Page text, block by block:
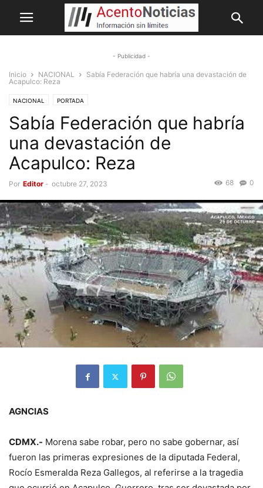
- Publicidad -
Inicio NACIONAL
Sabía Federación que habría una devastación de
Acapulco: Reza
NACIONAL PORTADA
Sabía Federación que habría
una devastación de
Acapulco: Reza
Por Editor - octubre 27, 2023 0
68
AGNCIAS
CDMX.- Morena sabe robar, pero no sabe gobernar, así
fueron las primeras expresiones de la diputada Federal,
Rocío Esmeralda Reza Gallegos, al referirse a la tragedia